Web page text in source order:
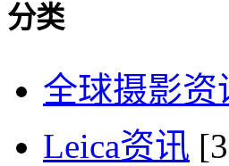
分类
全球摄影资
Leica资讯